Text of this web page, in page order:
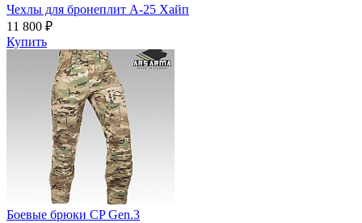
Чехлы для бронеплит А-25 Хайп
11 800 ₽
Купить
Боевые брюки CP Gen.3